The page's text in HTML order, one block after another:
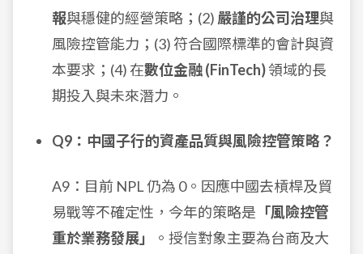
報與穩健的經營策略；(2) 嚴謹的公司治理與
風險控管能力；(3) 符合國際標準的會計與資
本要求；(4) 在數位金融 (FinTech)領域的長
期投入與未來潛力。
Q9：中國子行的資產品質與風險控管策略？
A9：目前 NPL 仍為 0。因應中國去槓桿及貿
易戰等不確定性，今年的策略是 「風險控管
重於業務發展」
。授信對象主要為台商及大